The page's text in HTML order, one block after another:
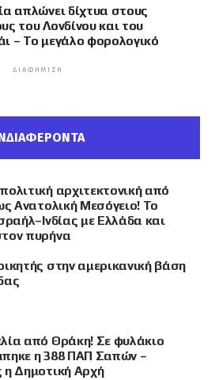
απλώνει δίχτυα στους
του Λονδίνου και του
– Το μεγάλο φορολογικό
ΔΙΑΦΉΜΙΣΗ
αρχιτεκτονική από
Ανατολική Μεσόγειο! Το
με Ελλάδα και
πυρήνα
στην αμερικανική βάση
από Θράκη! Σε φυλάκιο
η 388 ΠΑΠ Σαπών –
η Δημοτική Αρχή